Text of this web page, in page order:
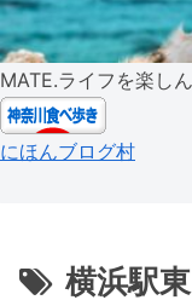
MATE.ライフを楽し
にほんブログ村
横浜駅